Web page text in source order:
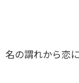
の謂れから恋